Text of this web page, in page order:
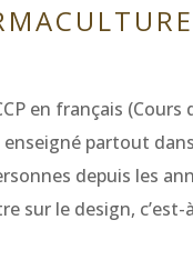
en français
partout
depuis les
sur le design,